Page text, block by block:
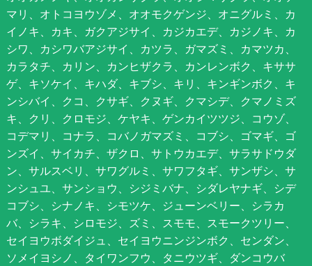
マリ、オトコヨウゾメ、オオモクゲンジ、オニグルミ、カ
イノキ、カキ、ガクアジサイ、カジカエデ、カジノキ、カ
シワ、カシワバアジサイ、カツラ、ガマズミ、カマツカ、
カラタチ、カリン、カンヒザクラ、カンレンボク、キササ
ゲ、キソケイ、キハダ、キブシ、キリ、キンギンボク、キ
ンシバイ、クコ、クサギ、クヌギ、クマシデ、クマノミズ
キ、クリ、クロモジ、ケヤキ、ゲンカイツツジ、コウゾ、
コデマリ、コナラ、コバノガマズミ、コブシ、ゴマギ、ゴ
ンズイ、サイカチ、ザクロ、サトウカエデ、サラサドウダ
ン、サルスベリ、サワグルミ、サワフタギ、サンザシ、サ
ンシュユ、サンショウ、シジミバナ、シダレヤナギ、シデ
コブシ、シナノキ、シモツケ、ジューンベリー、シラカ
バ、シラキ、シロモジ、ズミ、スモモ、スモークツリー、
セイヨウボダイジュ、セイヨウニンジンボク、センダン、
ソメイヨシノ、タイワンフウ、タニウツギ、ダンコウバ